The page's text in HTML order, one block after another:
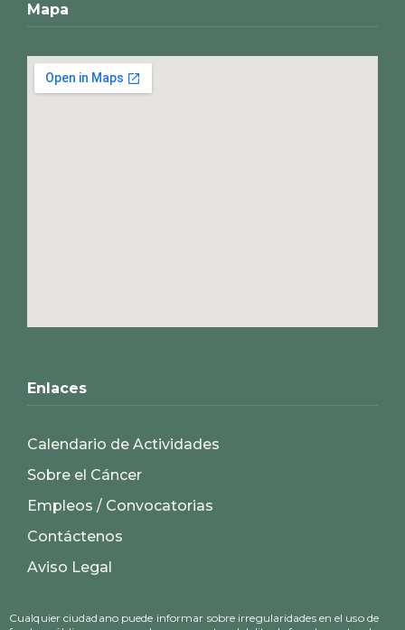
Mapa
Enlaces
Calendario de Actividades
Sobre el Cáncer
Empleos / Convocatorias
Contáctenos
Aviso Legal
Cualquier ciudadano puede informar sobre irregularidades en el uso de